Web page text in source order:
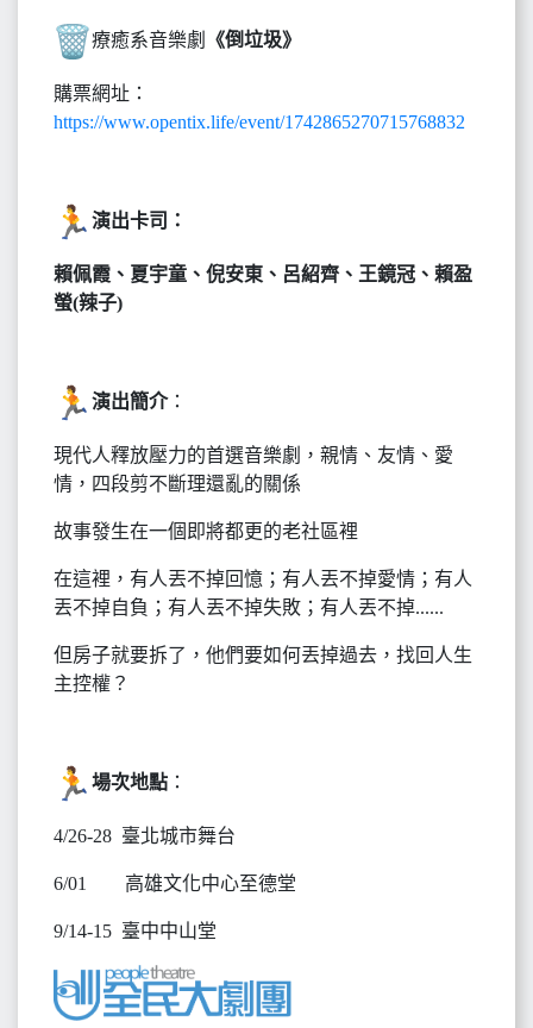
療癒系音樂劇 《倒垃圾》
購票網址：
https://www.opentix.life/event/1742865270715768832
演出卡司 ：
賴佩霞、夏宇童、倪安東、呂紹齊、王鏡冠、賴盈
螢(辣子)
演出簡介：
現代人釋放壓力的首選音樂劇，親情、友情、愛
情，四段剪不斷理還亂的關係
故事發生在一個即將都更的老社區裡
在這裡，有人丟不掉回憶；有人丟不掉愛情；有人
丟不掉自負；有人丟不掉失敗；有人丟不掉......
但房子就要拆了，他們要如何丟掉過去，找回人生
主控權？
場次地點 ：
4/26-28 臺北城市舞台
6/01 高雄文化中心至德堂
9/14-15 臺中中山堂